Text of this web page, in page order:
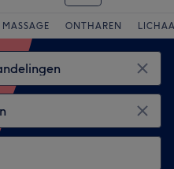
MASSAGE ONTHAREN